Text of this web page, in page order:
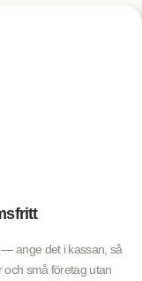
— ange det i kassan, så
och små företag utan